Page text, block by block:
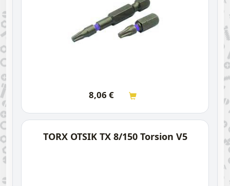
8,06 €
TORX OTSIK TX 8/150 Torsion V5